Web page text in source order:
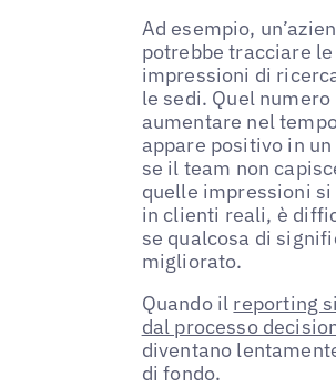
Ad esempio,
potrebbe tracciare le
impressioni di
le sedi. Quel
aumentare nel
appare positivo in
se il team non
quelle impressioni
in clienti reali, è
se qualcosa di
migliorato.
Quando il reporting
dal processo
diventano
di fondo.